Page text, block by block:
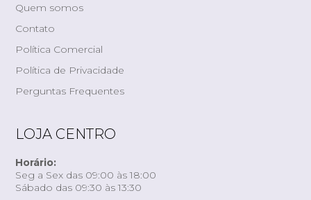
Quem somos
Contato
Política Comercial
Política de Privacidade
Perguntas Frequentes
LOJA CENTRO
Horário:
Seg a Sex das 09:00 às 18:00
Sábado das 09:30 às 13:30